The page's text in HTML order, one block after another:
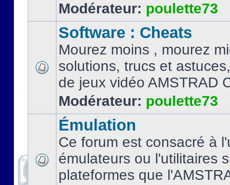
Modérateur: poulette73
Software : Cheats
Mourez moins , mourez
solutions, trucs et
de jeux vidéo AMSTRAD
Modérateur: poulette73
Émulation
Ce forum est consacré à
émulateurs ou l'utilitaires
plateformes que